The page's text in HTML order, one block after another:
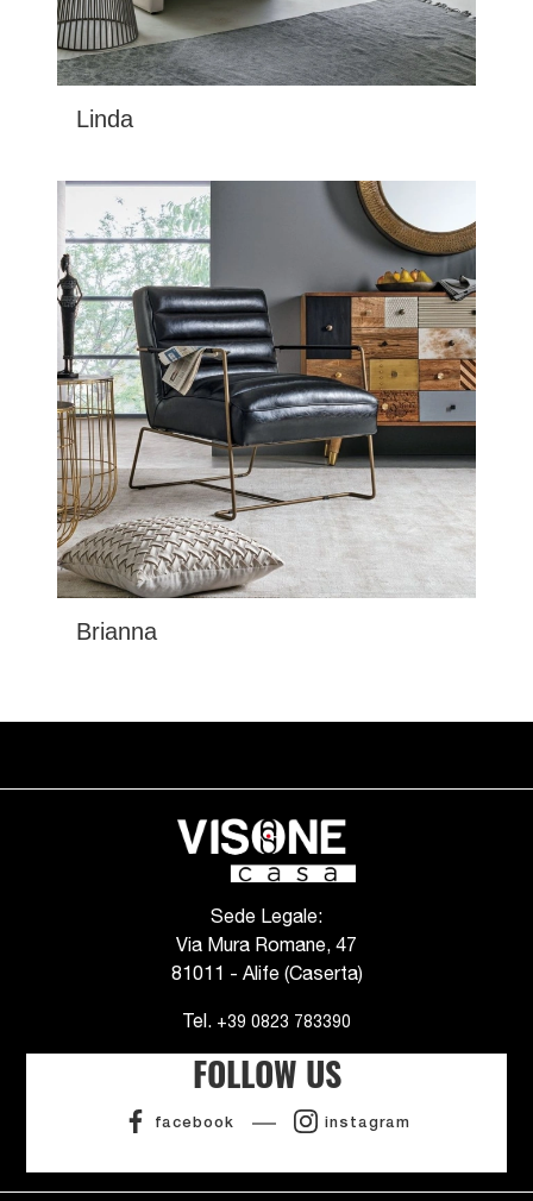
Linda
Brianna
Sede Legale:
Via Mura Romane, 47
81011 - Alife (Caserta)
Tel. +39 0823 783390
FOLLOW US
facebook instagram